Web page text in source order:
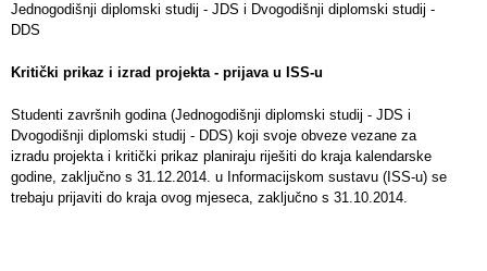
Jednogodišnji diplomski studij - JDS i Dvogodišnji diplomski studij -
DDS
Kritički prikaz i izrad projekta - prijava u ISS-u
Studenti završnih godina (Jednogodišnji diplomski studij - JDS i
Dvogodišnji diplomski studij - DDS) koji svoje obveze vezane za
izradu projekta i kritički prikaz planiraju riješiti do kraja kalendarske
godine, zaključno s 31.12.2014. u Informacijskom sustavu (ISS-u) se
trebaju prijaviti do kraja ovog mjeseca, zaključno s 31.10.2014.